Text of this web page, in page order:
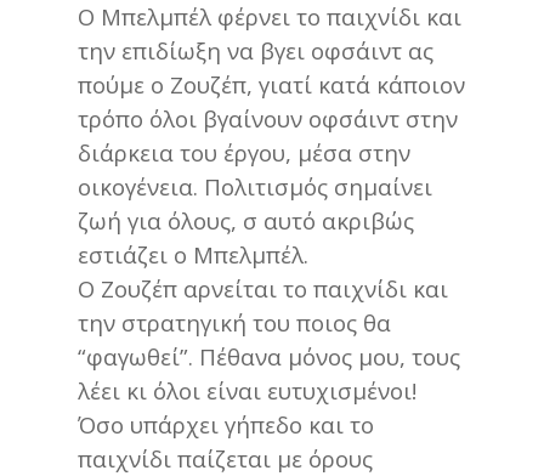
Ο Μπελμπέλ φέρνει το παιχνίδι και
την επιδίωξη να βγει οφσάιντ ας
πούμε ο Ζουζέπ, γιατί κατά κάποιον
τρόπο όλοι βγαίνουν οφσάιντ στην
διάρκεια του έργου, μέσα στην
οικογένεια. Πολιτισμός σημαίνει
ζωή για όλους, σ αυτό ακριβώς
εστιάζει ο Μπελμπέλ.
Ο Ζουζέπ αρνείται το παιχνίδι και
την στρατηγική του ποιος θα
“φαγωθεί”. Πέθανα μόνος μου, τους
λέει κι όλοι είναι ευτυχισμένοι!
Όσο υπάρχει γήπεδο και το
παιχνίδι παίζεται με όρους